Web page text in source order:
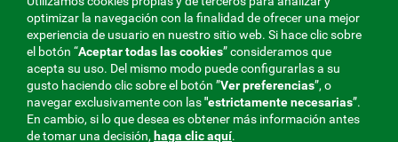
ti
MENÚ
REDES
optimizar la navegación con la finalidad de ofrecer una mejor
experiencia de usuario en nuestro sitio web. Si hace clic sobre
el botón “Aceptar todas las cookies” consideramos que
acepta su uso. Del mismo modo puede configurarlas a su
gusto haciendo clic sobre el botón ”Ver preferencias”, o
navegar exclusivamente con las"estrictamentenecesarias”.
En cambio, si lo que desea es obtener más información antes
de tomar una decisión, haga clic aquí.